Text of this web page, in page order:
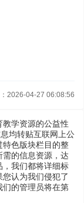
2026-04-27 06:08:56
学资源的公益性
均转贴互联网上公
特色版块栏目的整
的信息资源，达
，我们都将详细标
认为我们侵犯了
们的管理员将在第